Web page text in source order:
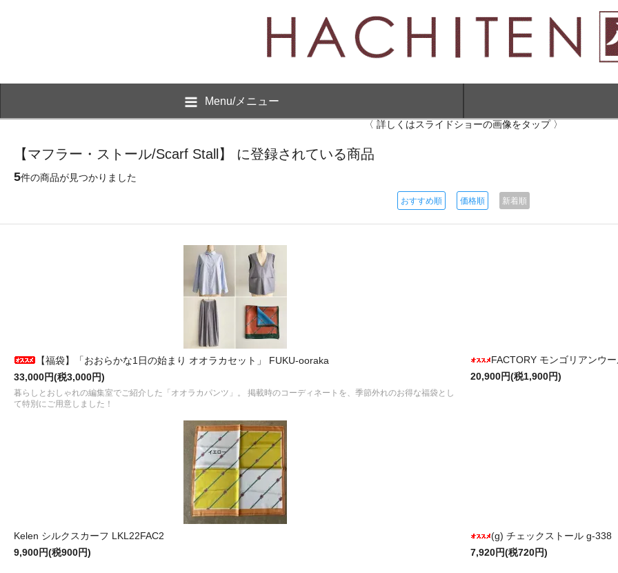
Menu/メニュー
〈 詳しくはスライドショーの画像をタップ 〉
【マフラー・ストール/Scarf Stall】 に登録されている商品
5件の商品が見つかりました
おすすめ順 価格順 新着順
【福袋】「おおらかな1日の始まり オオラカセット」 FUKU-ooraka
33,000円(税3,000円)
暮らしとおしゃれの編集室でご紹介した「オオラカパンツ」。 掲載時のコーディネートを、季節外れのお得な福袋とし
て特別にご用意しました！
FACTORY モンゴリアンウ
20,900円(税1,900円)
Kelen シルクスカーフ LKL22FAC2
9,900円(税900円)
(g) チェックストール g-338
7,920円(税720円)